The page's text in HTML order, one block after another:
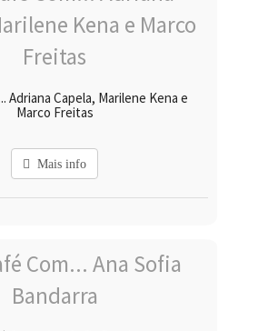
Adriana Capela, Marilene Kena e
Marco Freitas
Mais info